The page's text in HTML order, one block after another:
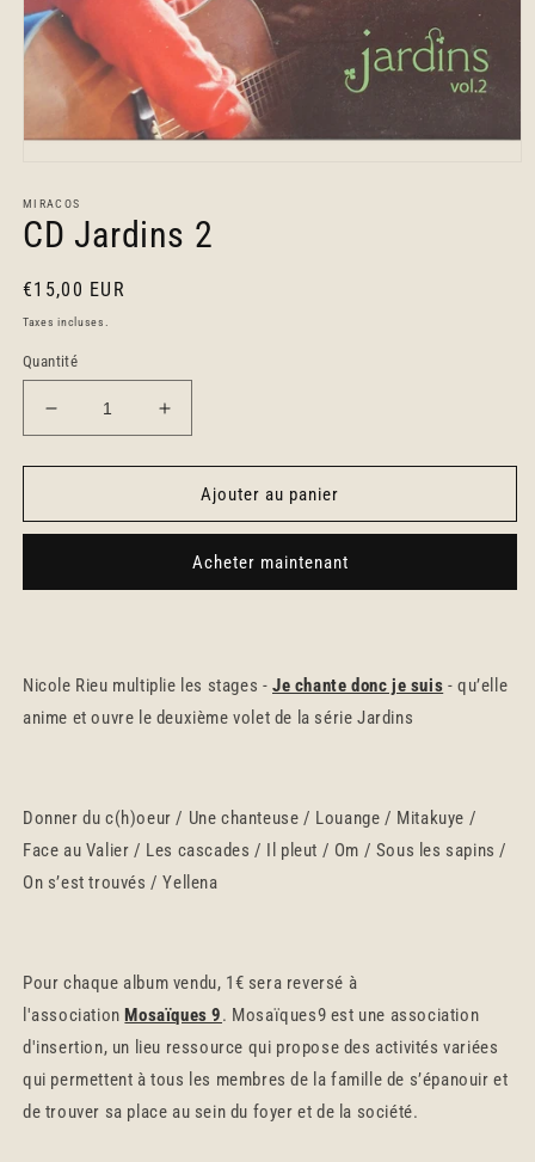
média
1
dans
fenêtre
modale
MIRACOS
CD Jardins 2
Prix
habituel
€15,00 EUR
Taxes incluses.
Quantité
Réduire
la
quantité
CD
Augmenter
la
quantité
CD
Ajouter au panier
Acheter maintenant
Nicole Rieu multiplie les stages - Je chante donc je suis - qu’elle
anime et ouvre le deuxième volet de la série Jardins
Donner du c(h)oeur / Une chanteuse / Louange / Mitakuye /
Face au Valier / Les cascades / Il pleut / Om / Sous les sapins /
On s’est trouvés / Yellena
Pour chaque album vendu, 1€ sera reversé à
l'association Mosaïques 9. Mosaïques9 est une association
d'insertion, un lieu ressource qui propose des activités variées
qui permettent à tous les membres de la famille de s’épanouir et
de trouver sa place au sein du foyer et de la société.